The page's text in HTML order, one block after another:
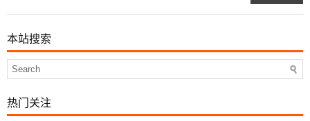
本站搜索
热门关注